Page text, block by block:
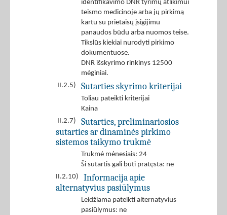
identifikavimo DNR tyrimų atlikimui
teismo medicinoje arba jų pirkimą
kartu su prietaisų įsigijimu
panaudos būdu arba nuomos teise.
Tikslūs kiekiai nurodyti pirkimo
dokumentuose.
DNR išskyrimo rinkinys 12500
mėginiai.
II.2.5)
Sutarties skyrimo kriterijai
Toliau pateikti kriterijai
Kaina
II.2.7)
Sutarties, preliminariosios
sutarties ar dinaminės pirkimo
sistemos taikymo trukmė
Trukmė mėnesiais: 24
Ši sutartis gali būti pratęsta: ne
II.2.10)
Informacija apie
alternatyvius pasiūlymus
Leidžiama pateikti alternatyvius
pasiūlymus: ne